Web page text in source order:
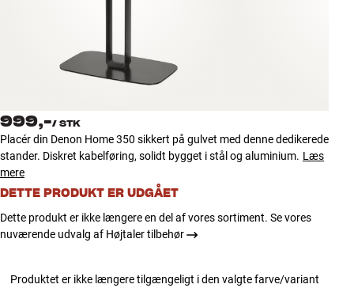
INSPIRATION
NYHEDER
Find Butik
Kundeservice
Byg med Lyd
999,-/ STK
Placér din Denon Home 350 sikkert på gulvet med denne dedikerede
stander. Diskret kabelføring, solidt bygget i stål og aluminium. Læs
mere
DETTE PRODUKT ER UDGÅET
Dette produkt er ikke længere en del af vores sortiment. Se vores
nuværende udvalg af Højtaler tilbehør
Produktet er ikke længere tilgængeligt i den valgte farve/variant